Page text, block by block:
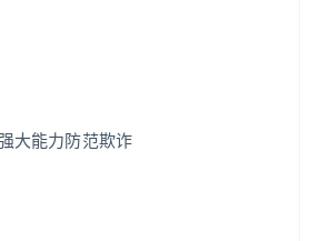
大能力防范欺诈